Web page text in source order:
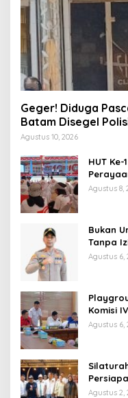
Geger! Diduga
Batam Disegel
Agustus 10, 2026
HUT
Agustus 8,
Bukan
Tanpa
Agustus 6,
Komisi
Agustus 6,
Agustus 2,